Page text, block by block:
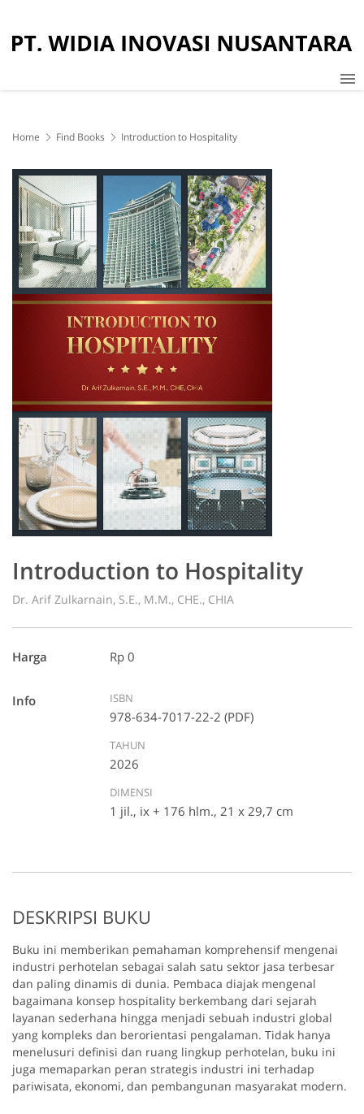
Home Find Books Introduction to Hospitality
Introduction to Hospitality
Dr. Arif Zulkarnain, S.E., M.M., CHE., CHIA
Harga Rp 0
Info ISBN
978-634-7017-22-2 (PDF)
TAHUN
2026
DIMENSI
1 jil., ix + 176 hlm., 21 x 29,7 cm
DESKRIPSI BUKU
Buku ini memberikan pemahaman komprehensif mengenai
industri perhotelan sebagai salah satu sektor jasa terbesar
dan paling dinamis di dunia. Pembaca diajak mengenal
bagaimana konsep hospitality berkembang dari sejarah
layanan sederhana hingga menjadi sebuah industri global
yang kompleks dan berorientasi pengalaman. Tidak hanya
menelusuri definisi dan ruang lingkup perhotelan, buku ini
juga memaparkan peran strategis industri ini terhadap
pariwisata, ekonomi, dan pembangunan masyarakat modern.